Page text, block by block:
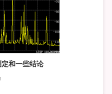
和一些结论